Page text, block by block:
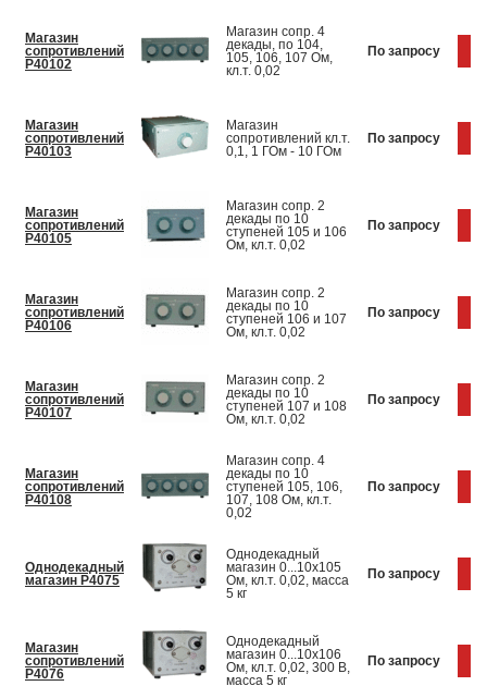
Магазин
сопротивлений
Р40102
Магазин сопр. 4
декады, по 104,
105, 106, 107 Oм,
кл.т. 0,02
По запросу
Магазин
сопротивлений
Р40103
Магазин
сопротивлений кл.т.
0,1, 1 ГОм - 10 ГОм
По запросу
Магазин
сопротивлений
Р40105
Магазин сопр. 2
декады по 10
ступеней 105 и 106
Ом, кл.т. 0,02
По запросу
Магазин
сопротивлений
Р40106
Магазин сопр. 2
декады по 10
ступеней 106 и 107
Ом, кл.т. 0,02
По запросу
Магазин
сопротивлений
Р40107
Магазин сопр. 2
декады по 10
ступеней 107 и 108
Ом, кл.т. 0,02
По запросу
Магазин
сопротивлений
Р40108
Магазин сопр. 4
декады по 10
ступеней 105, 106,
107, 108 Ом, кл.т.
0,02
По запросу
Однодекадный
магазин Р4075
Однодекадный
магазин 0...10х105
Ом, кл.т. 0,02, масса
5 кг
По запросу
Магазин
сопротивлений
Р4076
Однодекадный
магазин 0...10х106
Ом, кл.т. 0,02, 300 В,
масса 5 кг
По запросу